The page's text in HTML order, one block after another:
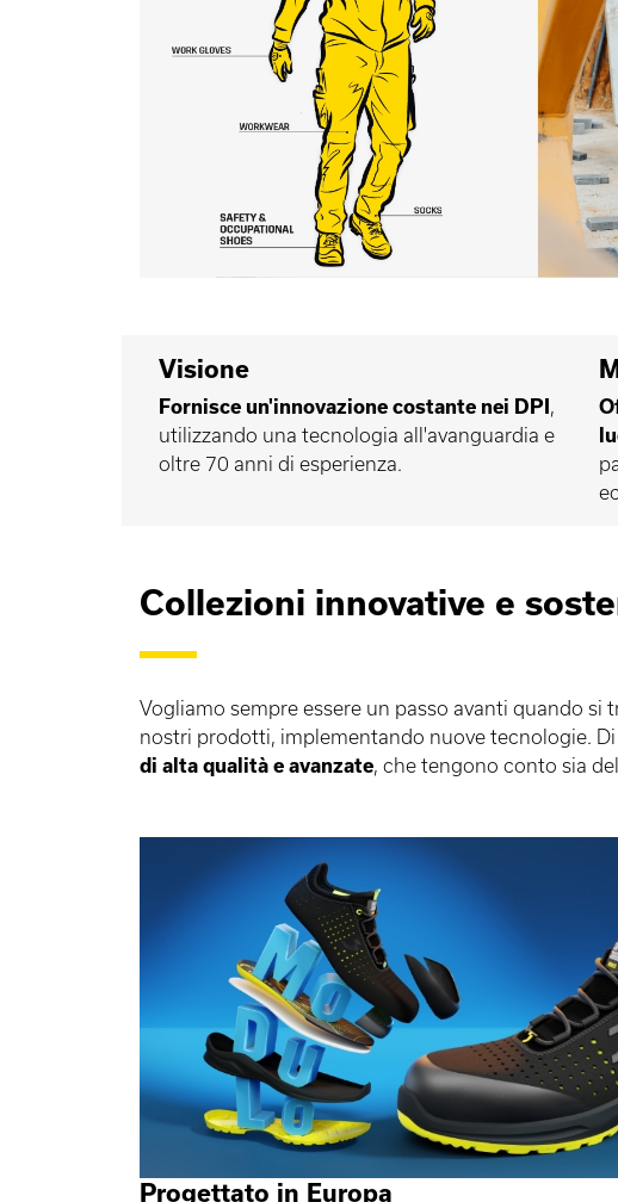
Visione
Fornisce un'innovazione costante nei DPI,
utilizzando una tecnologia all'avanguardia e
oltre 70 anni di esperienza.
Collezioni innovative e
Vogliamo sempre essere un passo avanti quando
nostri prodotti, implementando nuove tecnologie.
di alta qualità e avanzate, che tengono conto sia
Progettato in Europa